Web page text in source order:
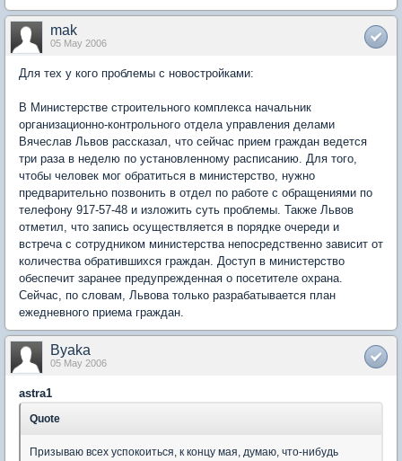
mak
05 May 2006
Для тех у кого проблемы с новостройками:
В Министерстве строительного комплекса начальник
организационно-контрольного отдела управления делами
Вячеслав Львов рассказал, что сейчас прием граждан ведется
три раза в неделю по установленному расписанию. Для того,
чтобы человек мог обратиться в министерство, нужно
предварительно позвонить в отдел по работе с обращениями по
телефону 917-57-48 и изложить суть проблемы. Также Львов
отметил, что запись осуществляется в порядке очереди и
встреча с сотрудником министерства непосредственно зависит от
количества обратившихся граждан. Доступ в министерство
обеспечит заранее предупрежденная о посетителе охрана.
Сейчас, по словам, Львова только разрабатывается план
ежедневного приема граждан.
Byaka
05 May 2006
astra1
Quote
Призываю всех успокоиться, к концу мая, думаю, что-нибудь